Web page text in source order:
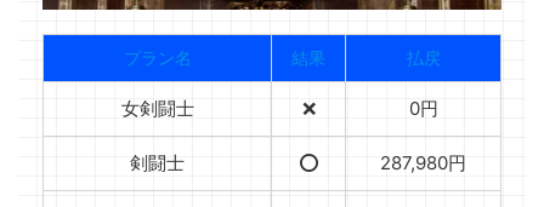
プラン名 結果 払戻
女剣闘士 ❌ 0円
剣闘士 ⭕️ 287,980円